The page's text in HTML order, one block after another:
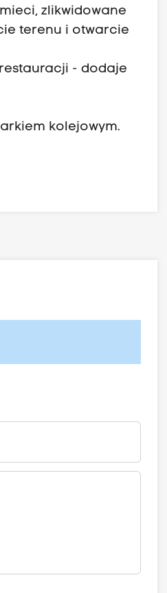
zlikwidowane
terenu i otwarcie
restauracji - dodaje
kolejowym.